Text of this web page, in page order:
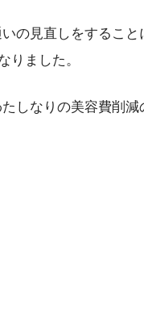
の見直しをすること
りました。
しなりの美容費削減